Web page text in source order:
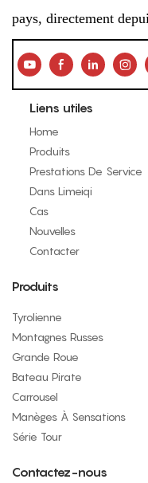
pays, directement
Liens utiles
Home
Produits
Prestations De Service
Dans Limeiqi
Cas
Nouvelles
Contacter
Produits
Tyrolienne
Montagnes Russes
Grande Roue
Bateau Pirate
Carrousel
Manèges À Sensations
Série Tour
Contactez-nous